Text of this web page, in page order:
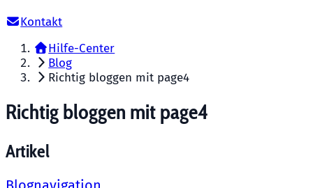
Kontakt
Hilfe-Center
Blog
Richtig bloggen mit page4
Richtig bloggen mit page4
Artikel